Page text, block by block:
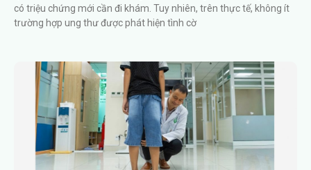
có triệu chứng mới cần đi khám. Tuy nhiên, trên thực tế, không ít
trường hợp ung thư được phát hiện tình cờ